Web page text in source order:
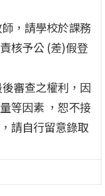
，請學校於課務
核予公 (差)假登
審查之權利，因
等因素 ，恕不接
請自行留意錄取